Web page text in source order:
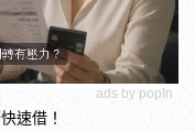
ads by popIn
速借！